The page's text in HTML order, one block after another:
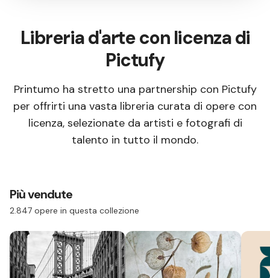
Libreria d'arte con licenza di
Pictufy
Printumo ha stretto una partnership con Pictufy
per offrirti una vasta libreria curata di opere con
licenza, selezionate da artisti e fotografi di
talento in tutto il mondo.
Più vendute
2.847 opere in questa collezione